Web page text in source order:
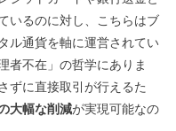
いるのに対し、こちらはブ
ル通貨を軸に運営されてい
者不在」の哲学にありま
ずに直接取引が行えるた
大幅な削減が実現可能なの